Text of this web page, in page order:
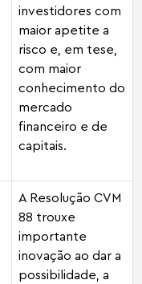
investidores com
maior apetite a
risco e, em tese,
com maior
conhecimento do
mercado
financeiro e de
capitais.
A Resolução CVM
88 trouxe
importante
inovação ao dar a
possibilidade, a